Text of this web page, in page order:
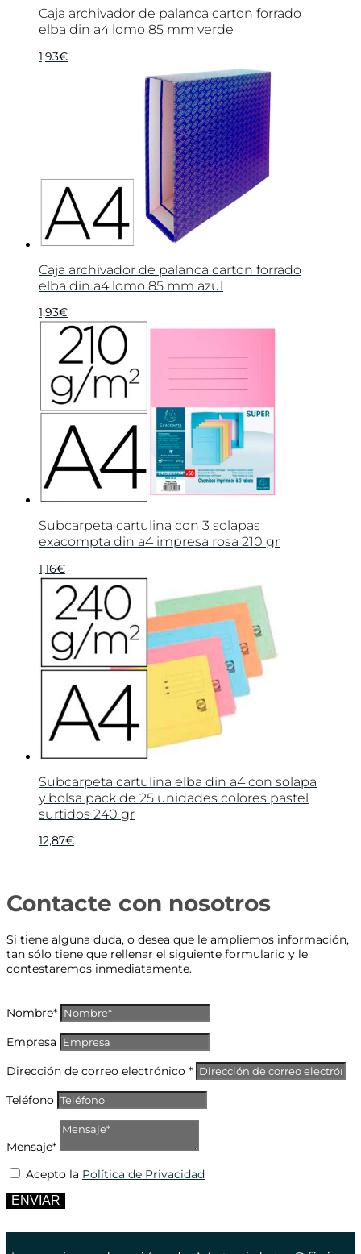
Caja archivador de palanca carton forrado
elba din a4 lomo 85 mm verde
1,93€
Caja archivador de palanca carton forrado
elba din a4 lomo 85 mm azul
1,93€
Subcarpeta cartulina con 3 solapas
exacompta din a4 impresa rosa 210 gr
1,16€
Subcarpeta cartulina elba din a4 con solapa
y bolsa pack de 25 unidades colores pastel
surtidos 240 gr
12,87€
Contacte con nosotros
Si tiene alguna duda, o desea que le ampliemos información,
tan sólo tiene que rellenar el siguiente formulario y le
contestaremos inmediatamente.
Nombre*
Empresa
Dirección de correo electrónico *
Teléfono
Mensaje*
Acepto la Política de Privacidad
ENVIAR